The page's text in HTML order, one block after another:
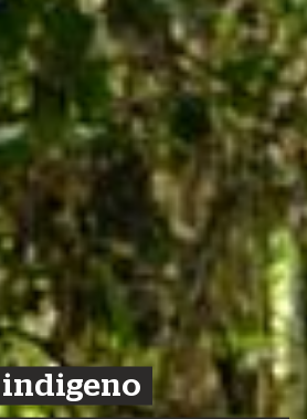
del mondo.
dedicato